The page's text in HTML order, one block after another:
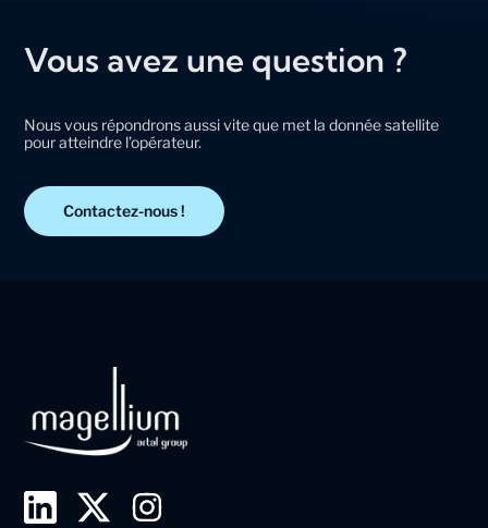
Vous avez une question ?
Nous vous répondrons aussi vite que met la donnée satellite
pour atteindre l’opérateur.
Contactez-nous !
L
T
I